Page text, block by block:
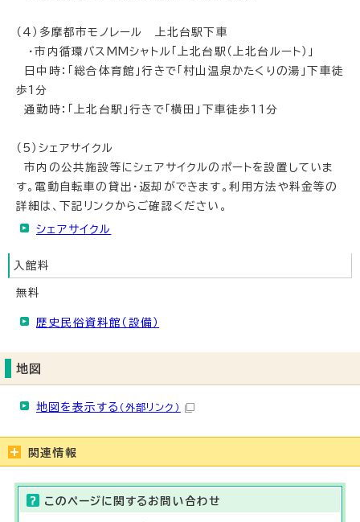
（4）多摩都市モノレール 上北台駅下車
・市内循環バスMMシャトル「上北台駅（上北台ルート）」
日中時：「総合体育館」行きで「村山温泉かたくりの湯」下車徒
歩1分
通勤時：「上北台駅」行きで「横田」下車徒歩11分
（5）シェアサイクル
市内の公共施設等にシェアサイクルのポートを設置していま
す。電動自転車の貸出・返却ができます。利用方法や料金等の
詳細は、下記リンクからご確認ください。
シェアサイクル
入館料
無料
歴史民俗資料館（設備）
地図
地図を表示する （外部リンク）
関連情報
このページに関する お問い合わせ